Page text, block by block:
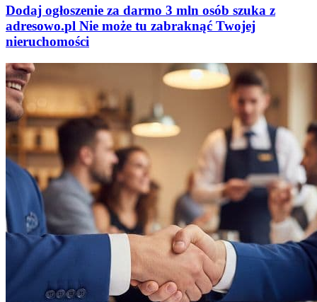
Dodaj ogłoszenie za darmo 3 mln osób szuka z
adresowo.pl Nie może tu zabraknąć Twojej
nieruchomości